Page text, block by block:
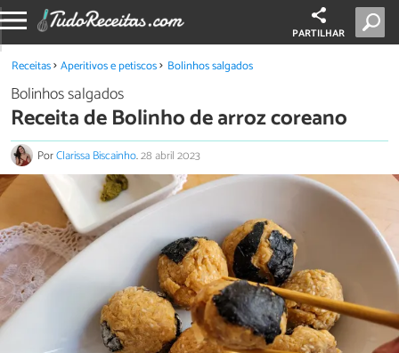
PARTILHAR
Receitas Aperitivos e petiscos Bolinhos salgados
Bolinhos salgados
Receita de Bolinho de arroz coreano
PorClarissa Biscainho.28 abril 2023